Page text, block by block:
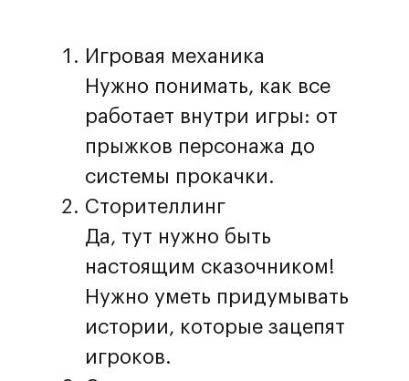
Игровая механика
Нужно понимать, как все
работает внутри игры: от
прыжков персонажа до
системы прокачки.
Сторителлинг
Да, тут нужно быть
настоящим сказочником!
Нужно уметь придумывать
истории, которые зацепят
игроков.